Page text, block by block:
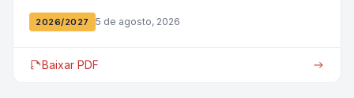
2026/2027 5 de agosto, 2026
Baixar PDF